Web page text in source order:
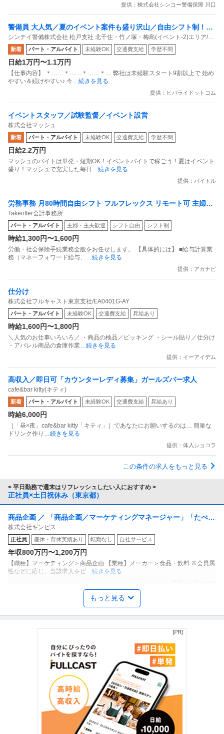
提供：株式会社シンコー警備保障 川口
警備員 大人気／夏のイベント案件も盛り沢山／自由シフト制！週
払いもOK／毎週水曜日がお給料日最短翌日面接OK！応募後に届
くURLから面接日時を選んでね交通費全額支給なので遠方の方も
問題なし！未経験歓迎 ／ 警備スタッフ
シンテイ警備株式会社 松戸支社 北千住・竹ノ塚・梅島(イベント-2)エリア/A3
203200113
新着 パート・アルバイト 未経験OK 交通費支給 学歴不問
日給1万円〜1.1万円
【仕事内容】 ＊……＊……＊……＊… 弊社は未経験スタート9割以上で 始め
やすい＆続けやすい♪ 今…続きを見る
提供：ヒバライドットコム
イベントスタッフ／試験監督／イベント設営
株式会社マッシュ
新着 パート・アルバイト 未経験OK 交通費支給 学歴不問
日給2.2万円
マッシュのバイトは単発・短期OK！イベントバイトで稼ごう！夏はイベント
盛り！マッシュで充実した毎日 …続きを見る
提供：バイトル
労務事務 月80時間自由シフト フルフレックス リモート可 主婦活
躍中
Takeoffer会計事務所
パート・アルバイト 主婦・主夫歓迎 シフト自由 シフト制
時給1,300円〜1,600円
労働・社会保険手続業務全般をお任せします。 【具体的には】 ■給与計算業
務（マネーフォワード給与、 …続きを見る
提供：アカナビ
仕分け
株式会社フルキャスト東京支社/EA0401G-AY
パート・アルバイト 未経験OK 交通費支給 昇給あり
時給1,600円〜1,800円
＼人気のお仕事いろいろ／ ・商品の検品／ピッキング ・シール貼り／仕分け
・アパレル商品の倉庫作業…続きを見る
提供：イーアイデム
高収入／即日可「カウンターレディ募集」ガールズバー求人
cafe&bar kitty(キティ)
新着 パート・アルバイト 未経験OK 交通費支給 昇給あり
時給6,000円
［「昼×夜」cafe&bar kitty「キティ」］であなたにお願いするのは… 簡単な
ドリンク作り …続きを見る
提供：体入ショコラ
この条件の求人をもっと見る
< 平日勤務で週末はリフレッシュしたい人におすすめ >
正社員×土日祝休み（東京都）
商品企画 ／ 「商品企画／マーケティングマネージャー」「たべっ
子どうぶつ」でお馴染みのお菓子メーカー ギンビス「「しみチョ
ココーン」「アスパラガス」などのロングセラー商品を製造／土
日祝休み／転勤なし／勤務地日本橋」（株式会社ギンビス）
株式会社ギンビス
正社員 産休・育休実績あり 転勤なし 自社サービス
年収800万円〜1,200万円
【職種】マーケティング＞商品企画 【業種】メーカー＞食品・飲料 ※会員属
性などに応じ、当該求人をビ…続きを見る
年収1000万円も可能×土日祝休み／外国人人材紹介の法人営業／
マネジメント業務
上野グループホールディングス株式会社
【年収1000万円も可能×土日祝休み】外国人人材紹介の法人営業｜マネジメ
ント業務 【高収入！稼ぐな
…続きを見る
提供：上野グループホールディングス株式会社
法務・コンプライアンス ／ 「測量士・測量士補・測量助手」最新
ドローン・3Dレーザースキャナーを駆使する先進的測量技術者／
創業90年の強固なグループ基盤／京都・丸太町駅徒歩1分／完全週
ひかり司法書士法人
高収入 完全週休2日制
年収800万円〜1,000万円
もっと見る